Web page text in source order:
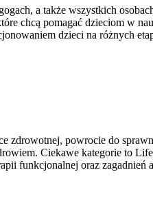
a także wszystkich
chcą pomagać dzieciom w
dzieci na różnych
zdrowotnej, powrocie do
Ciekawe kategorie to
funkcjonalnej oraz